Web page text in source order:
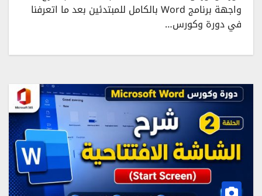
واجهة برنامج Word بالكامل للمبتدئين بعد ما اتعرفنا
في دورة وكورس…